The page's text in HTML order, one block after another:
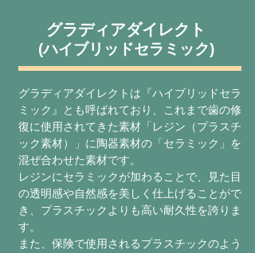
グラディアダイレクト
(ハイブリッドセラミック)
グラディアダイレクトは『ハイブリッドセラ
ミック』とも呼ばれており、これまで歯の修
復に使用されてきた素材「レジン（プラスチ
ック素材）」に陶器素材の「セラミック」を
混ぜ合わせた素材です。
レジンにセラミックが加わることで、見た目
の透明感や自然感を美しく仕上げることがで
き、プラスチックよりも高い耐久性を誇りま
す。
また、保険で使用されるプラスチックのよう